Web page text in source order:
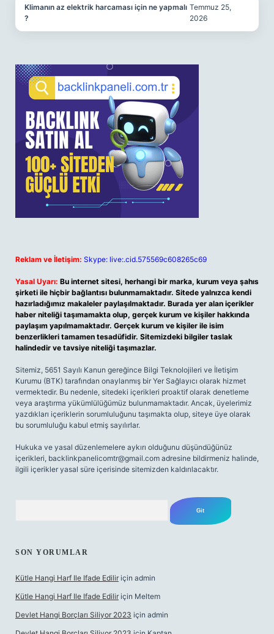
Klimanın az elektrik harcaması için ne yapmalı
?
Temmuz 25,
2026
Reklam ve İletişim: Skype: live:.cid.575569c608265c69
Yasal Uyarı: Bu internet sitesi, herhangi bir marka, kurum veya şahıs
şirketi ile hiçbir bağlantısı bulunmamaktadır. Sitede yalnızca kendi
hazırladığımız makaleler paylaşılmaktadır. Burada yer alan içerikler
haber niteliği taşımamakta olup, gerçek kurum ve kişiler hakkında
paylaşım yapılmamaktadır. Gerçek kurum ve kişiler ile isim
benzerlikleri tamamen tesadüfidir. Sitemizdeki bilgiler taslak
halindedir ve tavsiye niteliği taşımazlar.
Sitemiz, 5651 Sayılı Kanun gereğince Bilgi Teknolojileri ve İletişim
Kurumu (BTK) tarafından onaylanmış bir Yer Sağlayıcı olarak hizmet
vermektedir. Bu nedenle, sitedeki içerikleri proaktif olarak denetleme
veya araştırma yükümlülüğümüz bulunmamaktadır. Ancak, üyelerimiz
yazdıkları içeriklerin sorumluluğunu taşımakta olup, siteye üye olarak
bu sorumluluğu kabul etmiş sayılırlar.
Hukuka ve yasal düzenlemelere aykırı olduğunu düşündüğünüz
içerikleri, backlinkpanelicomtr@gmail.com adresine bildirmeniz halinde,
ilgili içerikler yasal süre içerisinde sitemizden kaldırılacaktır.
SON YORUMLAR
Kütle Hangi Harf Ile Ifade Edilir için admin
Kütle Hangi Harf Ile Ifade Edilir için Meltem
Devlet Hangi Borçları Siliyor 2023 için admin